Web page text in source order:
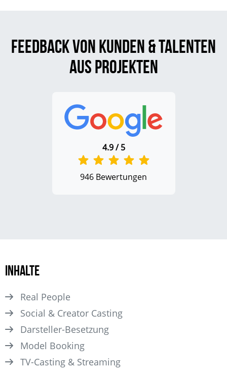
Feedback von Kunden & Talenten
aus Projekten
4.9 / 5
946 Bewertungen
Inhalte
Real People
Social & Creator Casting
Darsteller­-Besetzung
Model Booking
TV-Casting & Streaming